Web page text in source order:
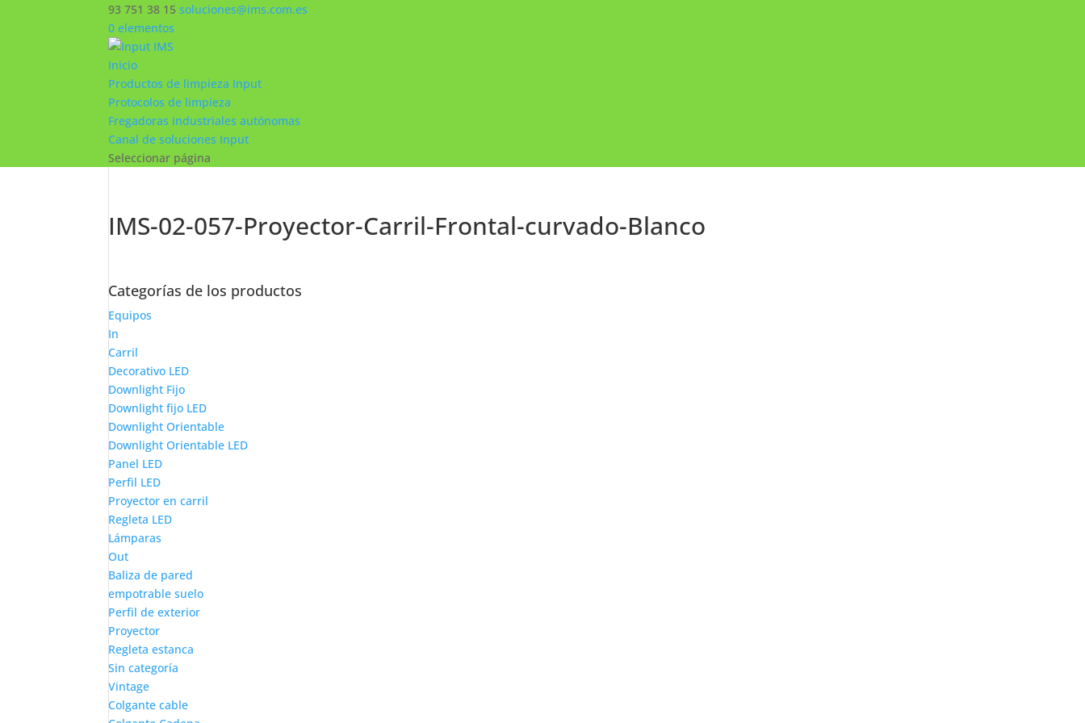
93 751 38 15 soluciones@ims.com.es
0 elementos
Inicio
Productos de limpieza Input
Protocolos de limpieza
Fregadoras industriales autónomas
Canal de soluciones Input
Seleccionar página
IMS-02-057-Proyector-Carril-Frontal-curvado-Blanco
Categorías de los productos
Equipos
In
Carril
Decorativo LED
Downlight Fijo
Downlight fijo LED
Downlight Orientable
Downlight Orientable LED
Panel LED
Perfil LED
Proyector en carril
Regleta LED
Lámparas
Out
Baliza de pared
empotrable suelo
Perfil de exterior
Proyector
Regleta estanca
Sin categoría
Vintage
Colgante cable